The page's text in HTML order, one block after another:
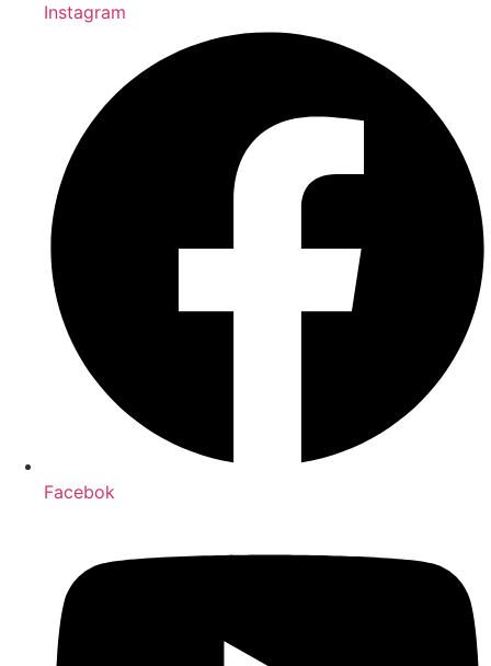
Instagram
Facebok